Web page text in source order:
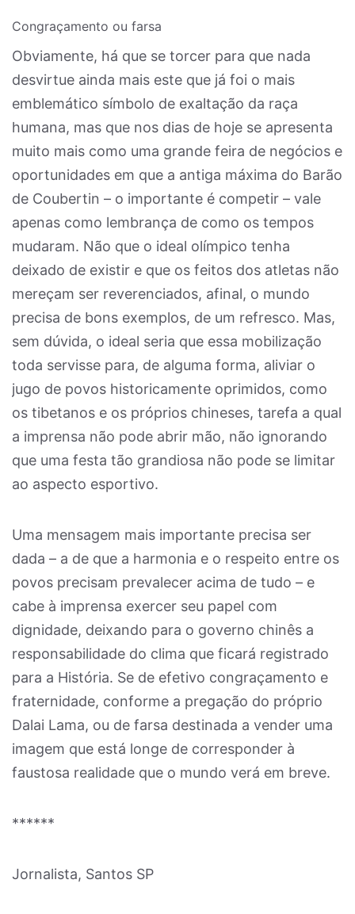
Congraçamento ou farsa
Obviamente, há que se torcer para que nada
desvirtue ainda mais este que já foi o mais
emblemático símbolo de exaltação da raça
humana, mas que nos dias de hoje se apresenta
muito mais como uma grande feira de negócios e
oportunidades em que a antiga máxima do Barão
de Coubertin – o importante é competir – vale
apenas como lembrança de como os tempos
mudaram. Não que o ideal olímpico tenha
deixado de existir e que os feitos dos atletas não
mereçam ser reverenciados, afinal, o mundo
precisa de bons exemplos, de um refresco. Mas,
sem dúvida, o ideal seria que essa mobilização
toda servisse para, de alguma forma, aliviar o
jugo de povos historicamente oprimidos, como
os tibetanos e os próprios chineses, tarefa a qual
a imprensa não pode abrir mão, não ignorando
que uma festa tão grandiosa não pode se limitar
ao aspecto esportivo.
Uma mensagem mais importante precisa ser
dada – a de que a harmonia e o respeito entre os
povos precisam prevalecer acima de tudo – e
cabe à imprensa exercer seu papel com
dignidade, deixando para o governo chinês a
responsabilidade do clima que ficará registrado
para a História. Se de efetivo congraçamento e
fraternidade, conforme a pregação do próprio
Dalai Lama, ou de farsa destinada a vender uma
imagem que está longe de corresponder à
faustosa realidade que o mundo verá em breve.
******
Jornalista, Santos SP